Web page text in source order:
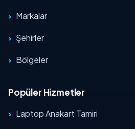
Markalar
Şehirler
Bölgeler
Popüler Hizmetler
Laptop Anakart Tamiri